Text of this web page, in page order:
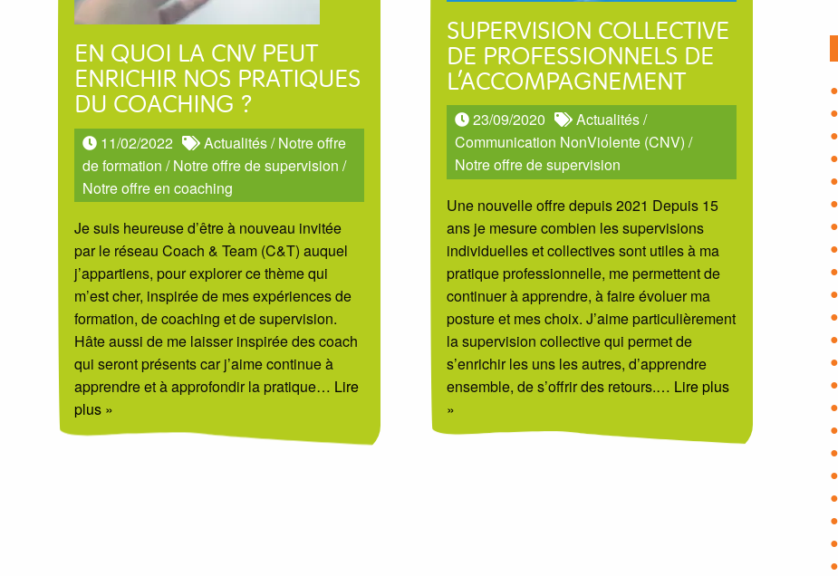
EN QUOI LA CNV PEUT
ENRICHIR NOS PRATIQUES
DU COACHING ?
11/02/2022 Actualités/Notre offre
de formation /Notre offre de supervision /
Notre offre en coaching
Je suis heureuse d’être à nouveau invitée
par le réseau Coach & Team (C&T) auquel
j’appartiens, pour explorer ce thème qui
m’est cher, inspirée de mes expériences de
formation, de coaching et de supervision.
Hâte aussi de me laisser inspirée des coach
qui seront présents car j’aime continue à
apprendre et à approfondir la pratique… Lire
plus »
SUPERVISION COLLECTIVE
DE PROFESSIONNELS DE
L’ACCOMPAGNEMENT
23/09/2020 Actualités/
Communication NonViolente (CNV) /
Notre offre de supervision
Une nouvelle offre depuis 2021 Depuis 15
ans je mesure combien les supervisions
individuelles et collectives sont utiles à ma
pratique professionnelle, me permettent de
continuer à apprendre, à faire évoluer ma
posture et mes choix. J’aime particulièrement
la supervision collective qui permet de
s’enrichir les uns les autres, d’apprendre
ensemble, de s’offrir des retours.… Lire plus
»